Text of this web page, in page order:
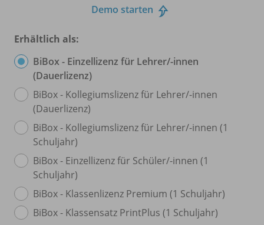
Demo starten
Erhältlich als:
BiBox - Einzellizenz für Lehrer/-innen
(Dauerlizenz)
BiBox - Kollegiumslizenz für Lehrer/-innen
(Dauerlizenz)
BiBox - Kollegiumslizenz für Lehrer/-innen (1
Schuljahr)
BiBox - Einzellizenz für Schüler/-innen (1
Schuljahr)
BiBox - Klassenlizenz Premium (1 Schuljahr)
BiBox - Klassensatz PrintPlus (1 Schuljahr)